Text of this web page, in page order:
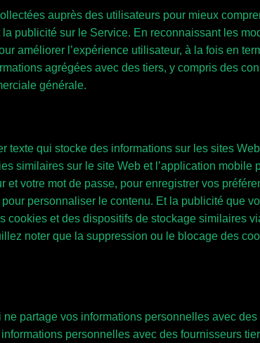
auprès des utilisateurs pour mieux
publicité sur le Service. En reconnaissant les
améliorer l’expérience utilisateur, à la fois en
agrégées avec des tiers, y compris des
générale.
texte qui stocke des informations sur les sites
similaires sur le site Web et l’application mobile
votre mot de passe, pour enregistrer vos
personnaliser le contenu. Et la publicité que
et des dispositifs de stockage similaires
noter que la suppression ou le blocage des
partage vos informations personnelles avec
personnelles avec des fournisseurs